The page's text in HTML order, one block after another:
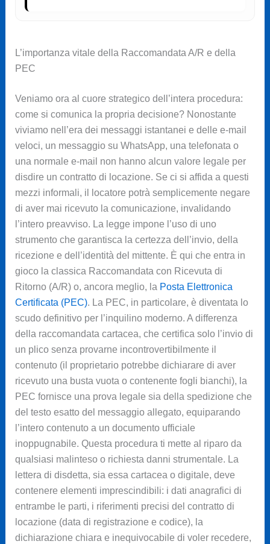
L’importanza vitale della Raccomandata A/R e della
PEC
Veniamo ora al cuore strategico dell’intera procedura:
come si comunica la propria decisione? Nonostante
viviamo nell’era dei messaggi istantanei e delle e-mail
veloci, un messaggio su WhatsApp, una telefonata o
una normale e-mail non hanno alcun valore legale per
disdire un contratto di locazione. Se ci si affida a questi
mezzi informali, il locatore potrà semplicemente negare
di aver mai ricevuto la comunicazione, invalidando
l’intero preavviso. La legge impone l’uso di uno
strumento che garantisca la certezza dell’invio, della
ricezione e dell’identità del mittente. È qui che entra in
gioco la classica Raccomandata con Ricevuta di
Ritorno (A/R) o, ancora meglio, la Posta Elettronica
Certificata (PEC). La PEC, in particolare, è diventata lo
scudo definitivo per l’inquilino moderno. A differenza
della raccomandata cartacea, che certifica solo l’invio di
un plico senza provarne incontrovertibilmente il
contenuto (il proprietario potrebbe dichiarare di aver
ricevuto una busta vuota o contenente fogli bianchi), la
PEC fornisce una prova legale sia della spedizione che
del testo esatto del messaggio allegato, equiparando
l’intero contenuto a un documento ufficiale
inoppugnabile. Questa procedura ti mette al riparo da
qualsiasi malinteso o richiesta danni strumentale. La
lettera di disdetta, sia essa cartacea o digitale, deve
contenere elementi imprescindibili: i dati anagrafici di
entrambe le parti, i riferimenti precisi del contratto di
locazione (data di registrazione e codice), la
dichiarazione chiara e inequivocabile di voler recedere,